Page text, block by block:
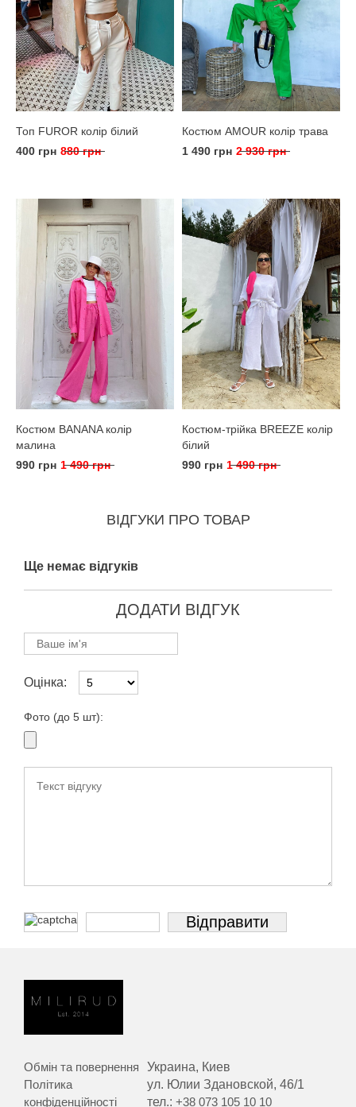
Топ FUROR колір білий
400 грн 880 грн
Костюм AMOUR колір трава
1 490 грн 2 930 грн
Костюм BANANA колір
малина
990 грн 1 490 грн
Костюм-трійка BREEZE колір
білий
990 грн 1 490 грн
ВІДГУКИ ПРО ТОВАР
Ще немає відгуків
ДОДАТИ ВІДГУК
Оцінка:
Фото (до 5 шт):
Обмін та повернення
Політика
конфіденційності
Украина, Киев
ул. Юлии Здановской, 46/1
тел.:+38 073 105 10 10